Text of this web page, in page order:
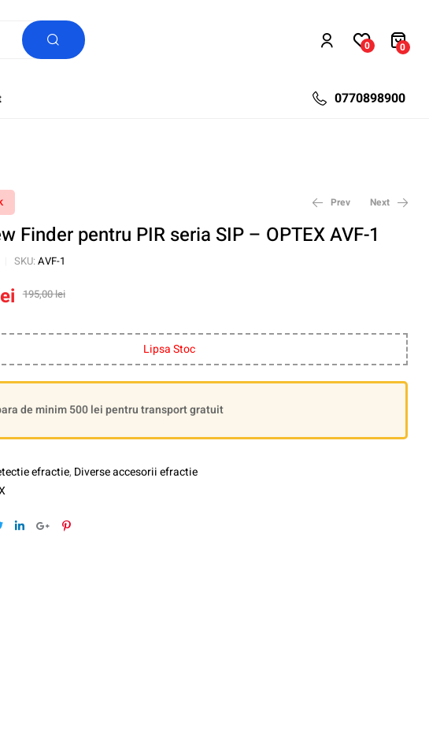
0 0
0770898900
Prev Next
Finder pentru PIR seria SIP – OPTEX AVF-1
SKU: AVF-1
195,00lei
Lipsa Stoc
de minim 500 lei pentru transport gratuit
efractie, Diverse accesorii efractie
TwitterLinkedinGoogle+Pinterest